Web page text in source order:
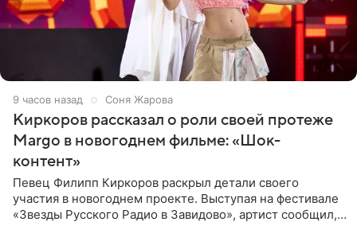
9 часов назад Соня Жарова
Киркоров рассказал о роли своей протеже
Margo в новогоднем фильме: «Шок-
контент»
Певец Филипп Киркоров раскрыл детали своего
участия в новогоднем проекте. Выступая на фестивале
«Звезды Русского Радио в Завидово», артист сообщил,